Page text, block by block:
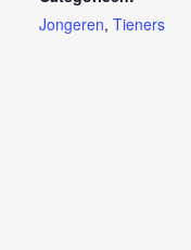
Jongeren, Tieners